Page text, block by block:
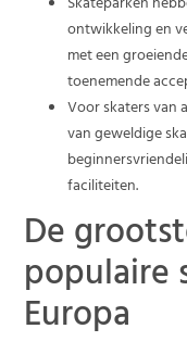
ontwikkeling en
met een
toenemende
Voor skaters van
van geweldige
faciliteiten.
De
populaire
Europa